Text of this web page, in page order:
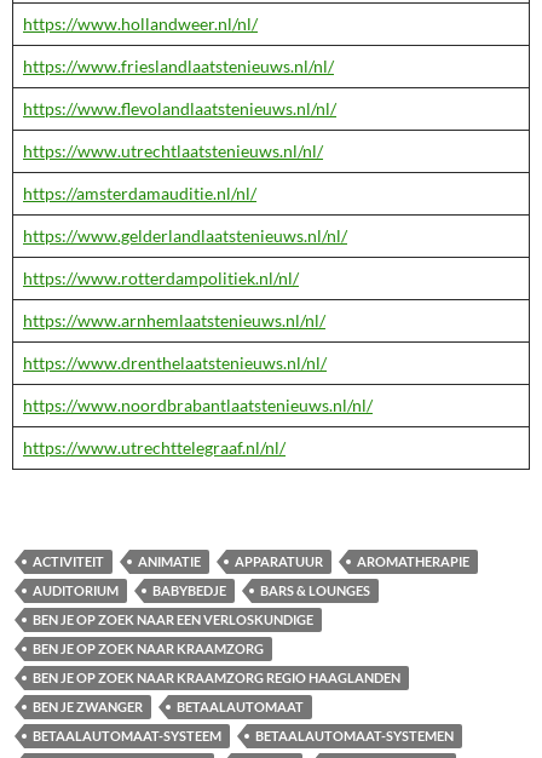
https://www.hollandweer.nl/nl/
https://www.frieslandlaatstenieuws.nl/nl/
https://www.flevolandlaatstenieuws.nl/nl/
https://www.utrechtlaatstenieuws.nl/nl/
https://amsterdamauditie.nl/nl/
https://www.gelderlandlaatstenieuws.nl/nl/
https://www.rotterdampolitiek.nl/nl/
https://www.arnhemlaatstenieuws.nl/nl/
https://www.drenthelaatstenieuws.nl/nl/
https://www.noordbrabantlaatstenieuws.nl/nl/
https://www.utrechttelegraaf.nl/nl/
ACTIVITEIT ANIMATIE APPARATUUR
AROMATHERAPIE
AUDITORIUM
BABYBEDJE
BARS & LOUNGES
BEN JE OP ZOEK NAAR EEN VERLOSKUNDIGE
BEN JE OP ZOEK NAAR KRAAMZORG
BEN JE OP ZOEK NAAR KRAAMZORG REGIO HAAGLANDEN
BEN JE ZWANGER
BETAALAUTOMAAT
BETAALAUTOMAAT-SYSTEEM
BETAALAUTOMAAT-SYSTEMEN